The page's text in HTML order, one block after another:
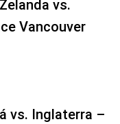
vs.
Vancouver
vs. Inglaterra –